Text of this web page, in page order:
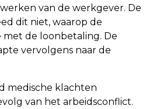
van de werkgever. De
dit niet, waarop de
de loonbetaling. De
vervolgens naar de
medische klachten
van het arbeidsconflict.